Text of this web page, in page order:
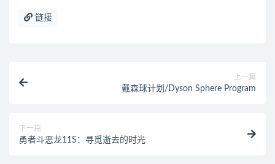
链接
上一篇
戴森球计划/Dyson Sphere Program
下一篇
勇者斗恶龙11S：寻觅逝去的时光